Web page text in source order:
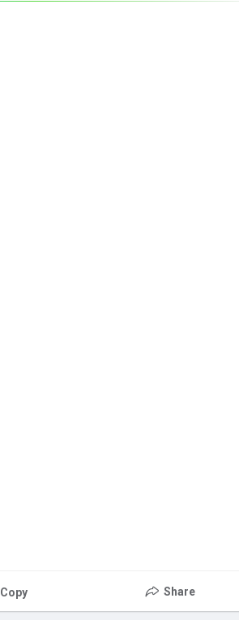
Copy Share